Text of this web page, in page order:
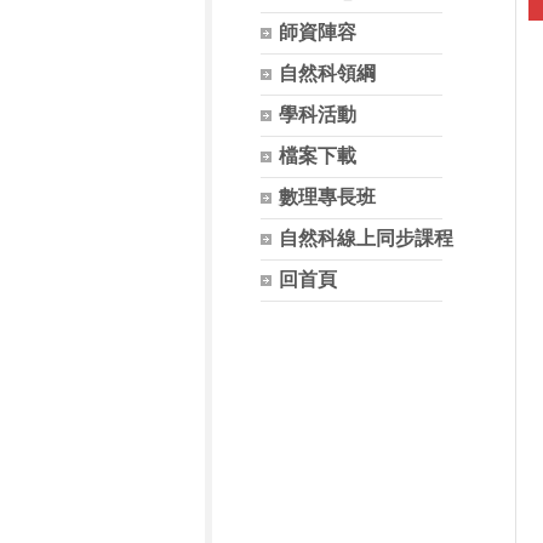
師資陣容
自然科領綱
學科活動
檔案下載
數理專長班
自然科線上同步課程
回首頁